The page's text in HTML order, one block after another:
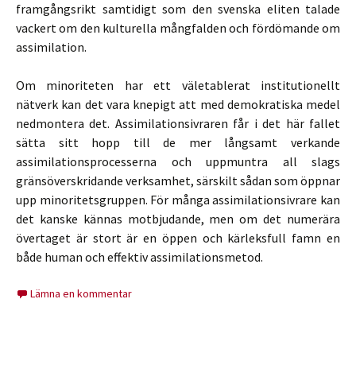
framgångsrikt samtidigt som den svenska eliten talade
vackert om den kulturella mångfalden och fördömande om
assimilation.
Om minoriteten har ett väletablerat institutionellt
nätverk kan det vara knepigt att med demokratiska medel
nedmontera det. Assimilationsivraren får i det här fallet
sätta sitt hopp till de mer långsamt verkande
assimilationsprocesserna och uppmuntra all slags
gränsöverskridande verksamhet, särskilt sådan som öppnar
upp minoritetsgruppen. För många assimilationsivrare kan
det kanske kännas motbjudande, men om det numerära
övertaget är stort är en öppen och kärleksfull famn en
både human och effektiv assimilationsmetod.
Lämna en kommentar